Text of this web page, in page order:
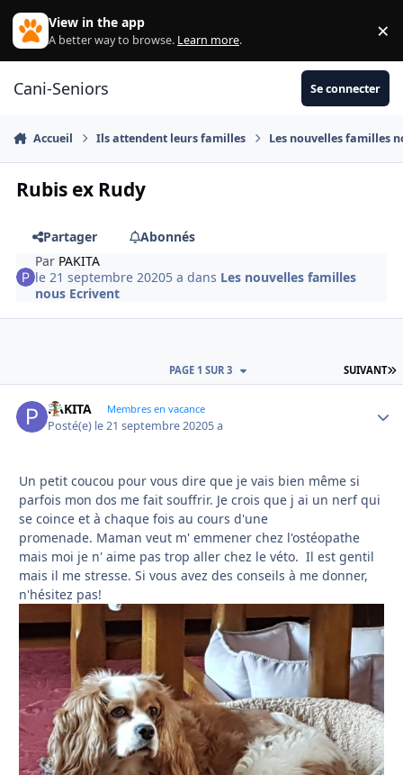
Aller au contenu
View in the app
A better way to browse. Learn more. ×
Cani-Seniors Se connecter
Accueil Ils attendent leurs familles Les nouvelles familles
Rubis ex Rudy
Partager
Abonnés
Par PAKITA
le 21 septembre 20205 a dans Les nouvelles familles
nous Ecrivent
SUIVANT
PAGE 1 SUR 3
PAKITA Membres en vacance
Posté(e) le 21 septembre 20205 a
Un petit coucou pour vous dire que je vais bien même si
parfois mon dos me fait souffrir. Je crois que j ai un nerf qui
se coince et à chaque fois au cours d'une
promenade. Maman veut m' emmener chez l'ostéopathe
mais moi je n' aime pas trop aller chez le véto. Il est gentil
mais il me stresse. Si vous avez des conseils à me donner,
n'hésitez pas!